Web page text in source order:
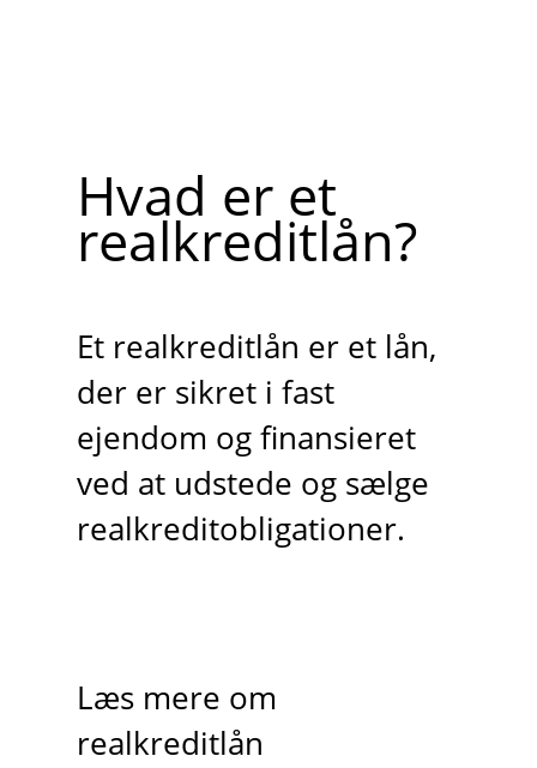
Hvad er et
realkreditlån?
Et realkreditlån er et lån,
der er sikret i fast
ejendom og finansieret
ved at udstede og sælge
realkreditobligationer.
Læs mere om
realkreditlån